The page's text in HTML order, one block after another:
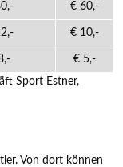
€ 60,-
€ 10,-
€ 5,-
Sport Estner,
Von dort können